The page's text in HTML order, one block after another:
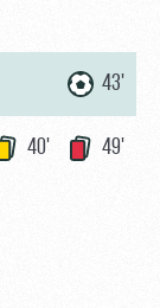
43'
40' 49'